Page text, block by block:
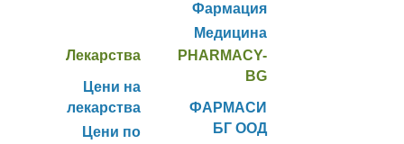
Фармация
Медицина
Лекарства
Цени на
лекарства
Цени по
PHARMACY-
BG
ФАРМАСИ
БГ ООД